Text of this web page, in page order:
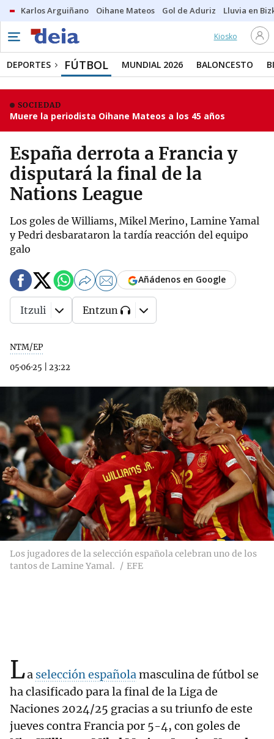
Karlos Arguiñano Oihane Mateos Gol de Aduriz Lluvia en
Kiosko
DEPORTES FÚTBOL MUNDIAL 2026 BALONCESTO
SOCIEDAD
Muere la periodista Oihane Mateos a los 45 años
España derrota a Francia y
disputará la final de la
Nations League
Los goles de Williams, Mikel Merino, Lamine Yamal
y Pedri desbarataron la tardía reacción del equipo
galo
NTM/EP
05·06·25
23:22
Añádenos en Google
Itzuli Entzun
Los jugadores de la selección española celebran uno de los
tantos de Lamine Yamal.
EFE
La selección españolamasculina de fútbol se
ha clasificado para la final de la Liga de
Naciones 2024/25 gracias a su triunfo de este
jueves contra Francia por 5-4, con goles de